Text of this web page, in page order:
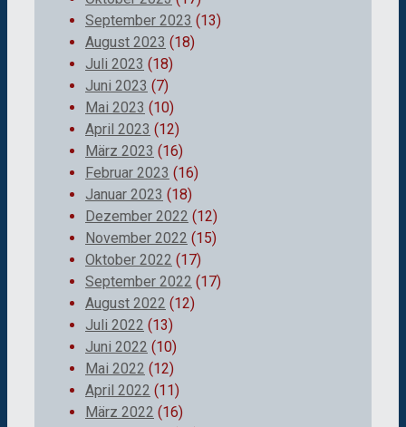
September 2023 (13)
August 2023 (18)
Juli 2023 (18)
Juni 2023 (7)
Mai 2023 (10)
April 2023 (12)
März 2023 (16)
Februar 2023 (16)
Januar 2023 (18)
Dezember 2022 (12)
November 2022 (15)
Oktober 2022 (17)
September 2022 (17)
August 2022 (12)
Juli 2022 (13)
Juni 2022 (10)
Mai 2022 (12)
April 2022 (11)
März 2022 (16)